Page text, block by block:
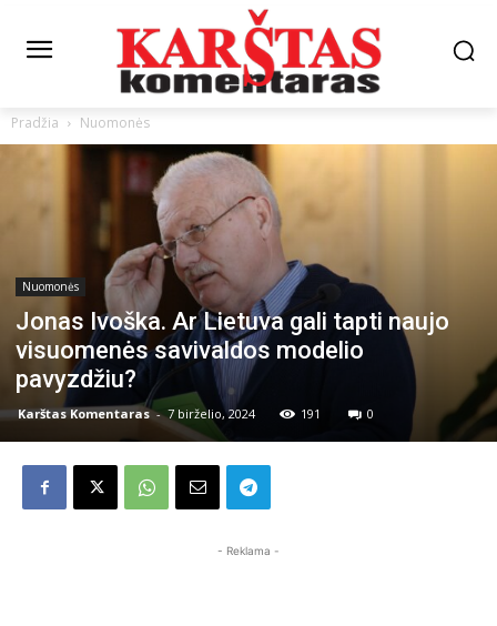
Pradžia Nuomonės
Nuomonės
Jonas Ivoška. Ar Lietuva gali tapti naujo
visuomenės savivaldos modelio
pavyzdžiu?
Karštas Komentaras - 7 birželio, 2024 191 0
- Reklama -